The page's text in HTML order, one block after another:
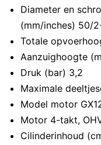
Diameter en
(mm/inches) 50/
Totale
Aanzuighoogte
Druk (bar) 3,2
Maximale
Model motor
Motor 4-takt,
Cilinderinhoud